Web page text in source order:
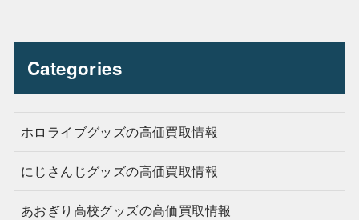
Categories
ホロライブグッズの高価買取情報
にじさんじグッズの高価買取情報
あおぎり高校グッズの高価買取情報